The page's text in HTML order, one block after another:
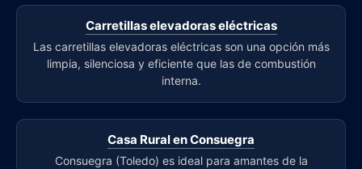
Carretillas elevadoras eléctricas
Las carretillas elevadoras eléctricas son una opción más
limpia, silenciosa y eficiente que las de combustión
interna.
Casa Rural en Consuegra
Consuegra (Toledo) es ideal para amantes de la